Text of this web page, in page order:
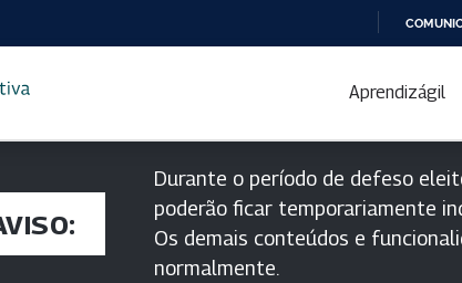
Aprendizágil
Durante o período de defeso
poderão ficar temporariamente
Os demais conteúdos e
normalmente.